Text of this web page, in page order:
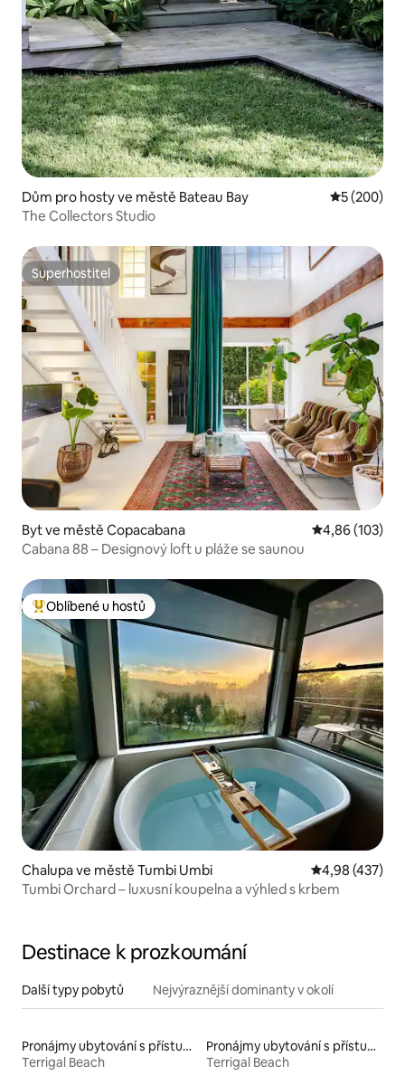
Dům pro hosty ve městě Bateau Bay Průměrné
5 (200)
The Collectors Studio
Superhostitel
Superhostitel
Byt ve městě Copacabana Průměrné
4,86 (103)
Cabana 88 – Designový loft u pláže se saunou
Nejlepší v kategorii Oblíbené u hostů
Oblíbené u hostů
Chalupa ve městě Tumbi Umbi Průměrné
4,98 (437)
Tumbi Orchard – luxusní koupelna a výhled s krbem
Destinace k prozkoumání
Další typy pobytů Nejvýraznější dominanty v okolí
Pronájmy ubytování s přístupem na pláž
Terrigal Beach
Pronájmy ubytování s přístupem k jezeru
Terrigal Beach